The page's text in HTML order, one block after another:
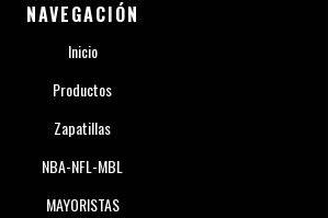
NAVEGACIÓN
Inicio
Productos
Zapatillas
NBA-NFL-MBL
MAYORISTAS